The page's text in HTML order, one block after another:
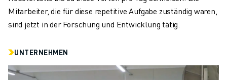
BILDUNGSVERANSTALTUNGEN
FANUC IN EUROPA
Mitarbeiter, die für diese repetitive Aufgabe zuständig waren,
sind jetzt in der Forschung und Entwicklung tätig.
UNTERNEHMEN